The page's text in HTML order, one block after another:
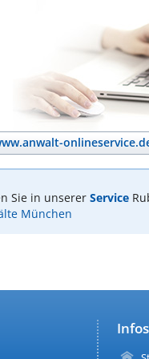
Sie in unserer Service
München